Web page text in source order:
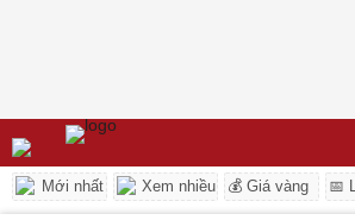
Mới nhất Xem nhiều 💰 Giá vàng 📅